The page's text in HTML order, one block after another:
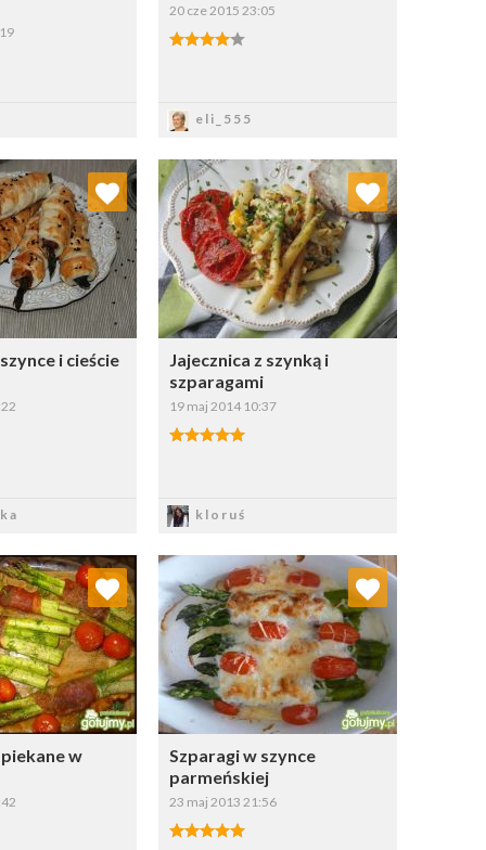
20 cze 2015 23:05
eli_555
i cieście
do ulubionych
Wybierz listę:
Jajecznica z szynką i
szparagami
19 maj 2014 10:37
kloruś
Dodaj do ulubionych
Wybierz listę:
w
do ulubionych
Wybierz listę:
Szparagi w szynce
parmeńskiej
23 maj 2013 21:56
Dodaj do ulubionych
Wybierz listę: